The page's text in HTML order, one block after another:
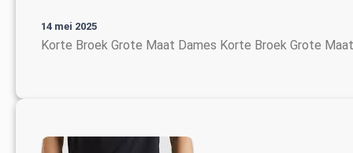
14 mei 2025
Korte Broek Grote Maat Dames Korte Broek Grote